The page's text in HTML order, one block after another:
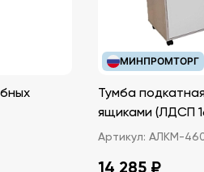
МИНПРОМТОРГ
Тумба
ящиками
Артикул: АЛКМ-
14 285 ₽